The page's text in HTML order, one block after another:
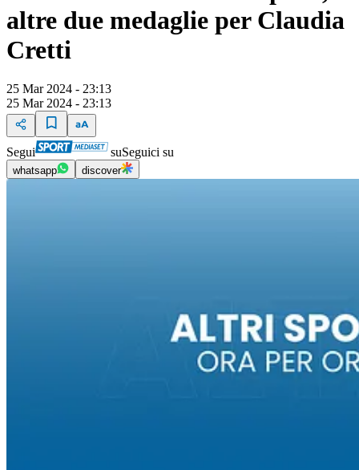
altre due medaglie per Claudia
Cretti
25 Mar 2024 - 23:13
25 Mar 2024 - 23:13
Segui suSeguici su
whatsapp discover